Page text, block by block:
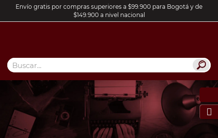
Envío gratis por compras superiores a $99.900 para Bogotá y de
$149.900 a nivel nacional
